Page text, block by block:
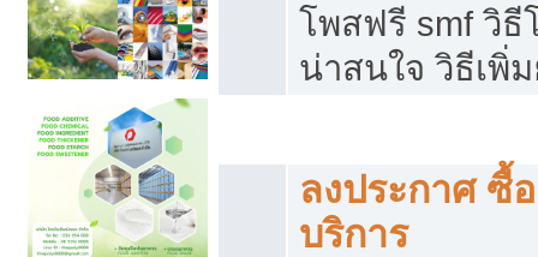
โพสฟรี smf วิธี
น่าสนใจ วิธีเพิ่
ลงประกาศ ซื้
บริการ